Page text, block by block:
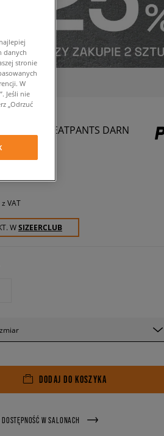
SWEATPANTS DARN
z VAT
WSIZEERCLUB
DODAJ DO KOSZYKA
W SALONACH
danych
stronie
W
Jeśli nie
„Odrzuć